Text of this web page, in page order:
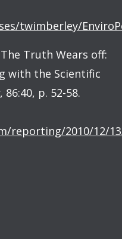
twimberley/
The Truth Wears off:
with the Scientific
, 86:40, p. 52-58.
reporting/2010/12/